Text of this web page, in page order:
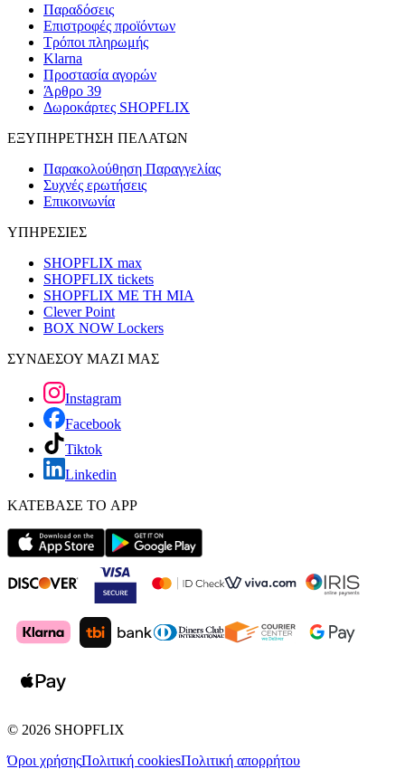
Παραδόσεις
Επιστροφές προϊόντων
Τρόποι πληρωμής
Klarna
Προστασία αγορών
Άρθρο 39
Δωροκάρτες SHOPFLIX
ΕΞΥΠΗΡΕΤΗΣΗ ΠΕΛΑΤΩΝ
Παρακολούθηση Παραγγελίας
Συχνές ερωτήσεις
Επικοινωνία
ΥΠΗΡΕΣΙΕΣ
SHOPFLIX max
SHOPFLIX tickets
SHOPFLIX ΜΕ ΤΗ ΜΙΑ
Clever Point
BOX NOW Lockers
ΣΥΝΔΕΣΟΥ ΜΑΖΙ ΜΑΣ
Instagram
Facebook
Tiktok
Linkedin
ΚΑΤΕΒΑΣΕ ΤΟ APP
© 2026 SHOPFLIX
Όροι χρήσηςΠολιτική cookiesΠολιτική απορρήτου